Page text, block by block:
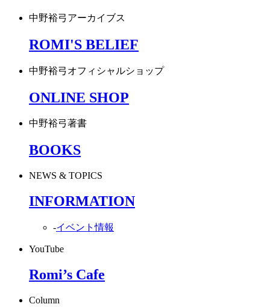
中野裕弓アーカイブス
ROMI'S BELIEF
中野裕弓オフィシャルショップ
ONLINE SHOP
中野裕弓著書
BOOKS
NEWS & TOPICS
INFORMATION
-イベント情報
YouTube
Romi’s Cafe
Column